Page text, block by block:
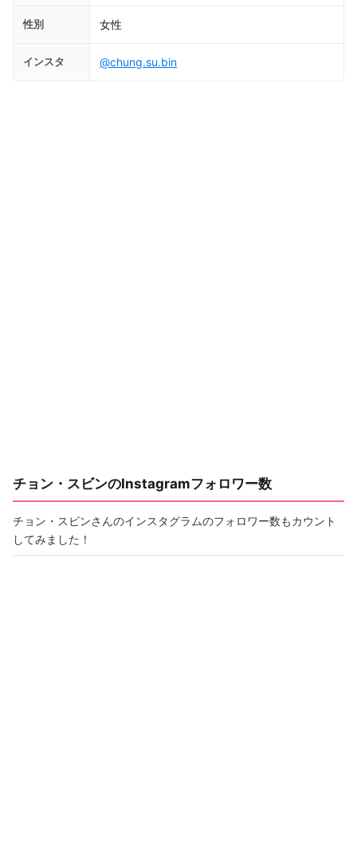
性別 女性
インスタ @chung.su.bin
チョン・スビンのInstagramフォロワー数
チョン・スビンさんのインスタグラムのフォロワー数もカウント
してみました！